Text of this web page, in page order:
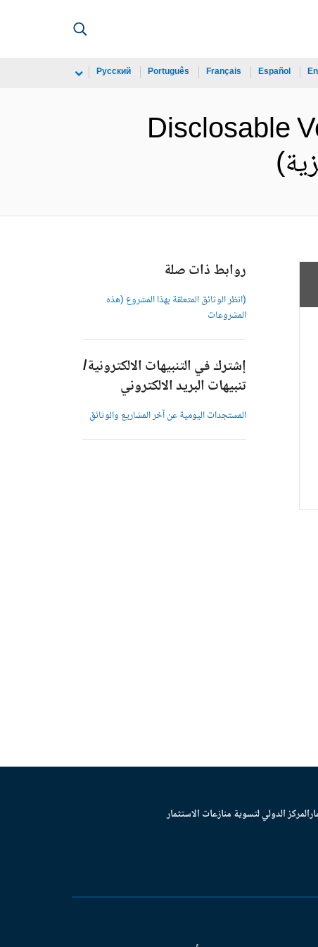
Español
Français
Português
Русский
Disclosable
روابط ذات صلة
(انظر الوثائق المتعلقة بهذا المشروع (هذه
المشروعات
إشترك في التنبيهات الالكترونية/
تنبيهات البريد الالكتروني
المستجدات اليومية عن آخر المشاريع والوثائق
المركز الدولي لتسوية منازعات الاستثمار